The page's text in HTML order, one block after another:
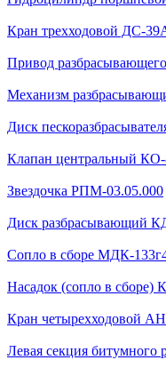
Кран трехходовой ДС-
Привод
Механизм
Диск
Клапан центральный
Звездочка РПМ-03.05.000
Диск разбрасывающий
Сопло в сборе МДК-
Насадок (сопло в сборе)
Кран четырехходовой
Левая секция битумного